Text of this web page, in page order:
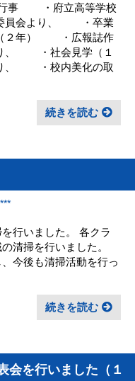
事 ・府立高等学校
委員会より、 ・卒業
２年） ・広報誌作
、 ・社会見学（１
り、 ・校内美化の取
続きを読む
行いました。 各クラ
清掃を行いました。
今後も清掃活動を行っ
続きを読む
会を行いました（１